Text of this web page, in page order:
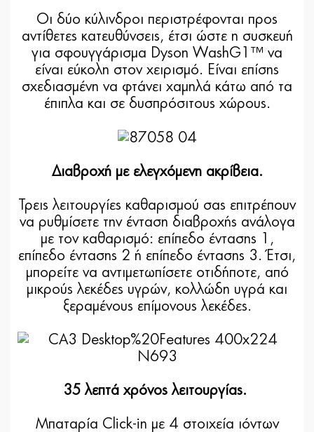
Οι δύο κύλινδροι περιστρέφονται προς
αντίθετες κατευθύνσεις, έτσι ώστε η συσκευή
για σφουγγάρισμα Dyson WashG1™ να
είναι εύκολη στον χειρισμό. Είναι επίσης
σχεδιασμένη να φτάνει χαμηλά κάτω από τα
έπιπλα και σε δυσπρόσιτους χώρους.
Διαβροχή με ελεγχόμενη ακρίβεια.
Τρεις λειτουργίες καθαρισμού σας επιτρέπουν
να ρυθμίσετε την ένταση διαβροχής ανάλογα
με τον καθαρισμό: επίπεδο έντασης 1,
επίπεδο έντασης 2 ή επίπεδο έντασης 3. Έτσι,
μπορείτε να αντιμετωπίσετε οτιδήποτε, από
μικρούς λεκέδες υγρών, κολλώδη υγρά και
ξεραμένους επίμονους λεκέδες.
35 λεπτά χρόνος λειτουργίας.
Μπαταρία Click-in με 4 στοιχεία ιόντων